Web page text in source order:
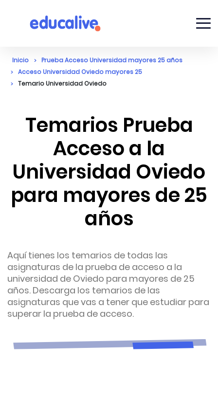
Inicio
Prueba Acceso Universidad mayores 25 años
Acceso Universidad Oviedo mayores 25
Temario Universidad Oviedo
Temarios Prueba
Acceso a la
Universidad Oviedo
para mayores de 25
años
Aquí tienes los temarios de todas las
asignaturas de la prueba de acceso a la
universidad de Oviedo para mayores de 25
años. Descarga los temarios de las
asignaturas que vas a tener que estudiar para
superar la prueba de acceso.